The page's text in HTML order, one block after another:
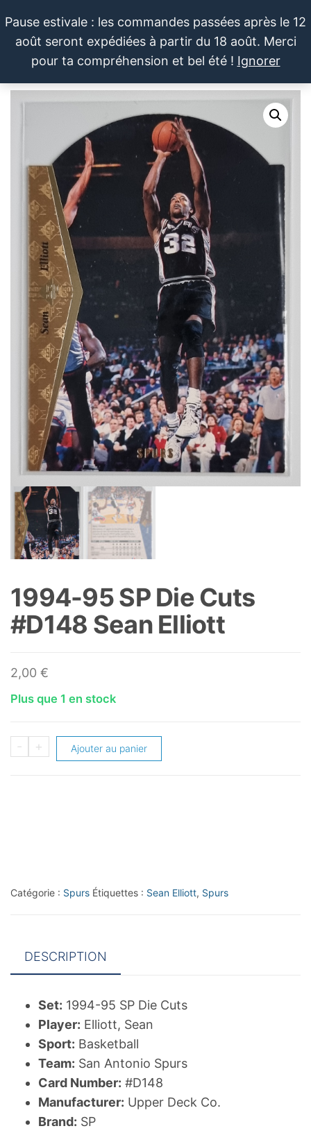
au
contenu
Pause estivale : les commandes passées après le 12
août seront expédiées à partir du 18 août. Merci
pour ta compréhension et bel été ! Ignorer
LE SPORTIF
DU
DIMANCHE®
Cartes
et
produits
autour
du
pop
1994-95 SP Die Cuts
#D148 Sean Elliott
2,00 €
Plus que 1 en stock
-
quantité
Sean
+ Ajouter au panier
Catégorie : Spurs Étiquettes : Sean Elliott, Spurs
DESCRIPTION
Set: 1994-95 SP Die Cuts
Player: Elliott, Sean
Sport: Basketball
Team: San Antonio Spurs
Card Number: #D148
Manufacturer: Upper Deck Co.
Brand: SP